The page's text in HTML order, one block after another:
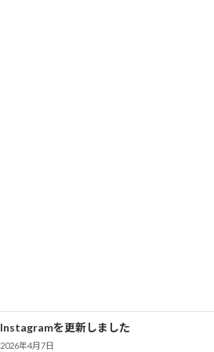
Instagramを更新しました
2026年4月7日